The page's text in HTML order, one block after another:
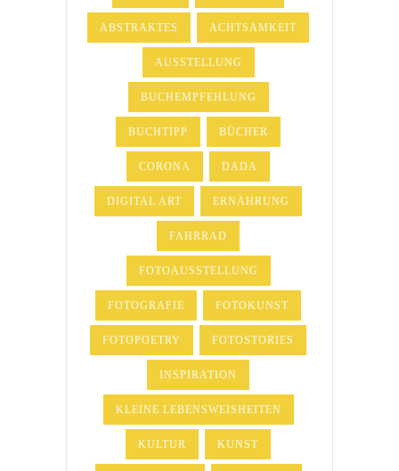
ABSTRAKTES ACHTSAMKEIT
AUSSTELLUNG
BUCHEMPFEHLUNG
BUCHTIPP BÜCHER
CORONA DADA
DIGITAL ART ERNÄHRUNG
FAHRRAD
FOTOAUSSTELLUNG
FOTOGRAFIE FOTOKUNST
FOTOPOETRY FOTOSTORIES
INSPIRATION
KLEINE LEBENSWEISHEITEN
KULTUR KUNST